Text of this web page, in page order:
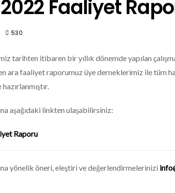
Faaliyet
530
tarihten itibaren bir yıllık dönemde yapılan
ara faaliyet raporumuz üye derneklerimiz ile tüm
aşağıdaki linkten ulaşabilirsiniz:
Raporu
yönelik öneri, eleştiri ve değerlendirmelerinizi